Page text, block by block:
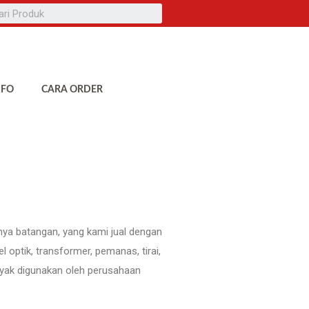
CARA ORDER
batangan, yang kami jual dengan
optik, transformer, pemanas, tirai,
digunakan oleh perusahaan